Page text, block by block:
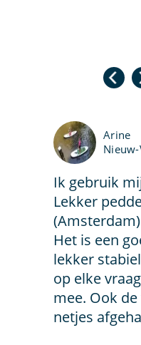
Arine
Ik gebruik
Lekker
Het is een
lekker
op elke
mee. Ook
netjes